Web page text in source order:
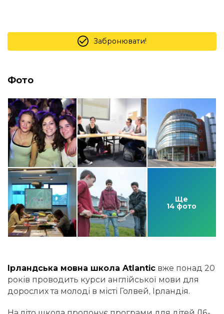
Забронювати!
Фото
Ще
14 фото
Ірландська мовна школа Atlantic вже понад 20
років проводить курси англійської мови для
дорослих та молоді в місті Голвей, Ірландія.